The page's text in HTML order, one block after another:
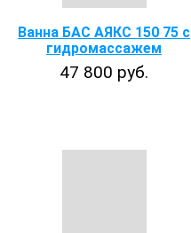
Ванна БАС АЯКС 150 75 с
гидромассажем
47 800 руб.